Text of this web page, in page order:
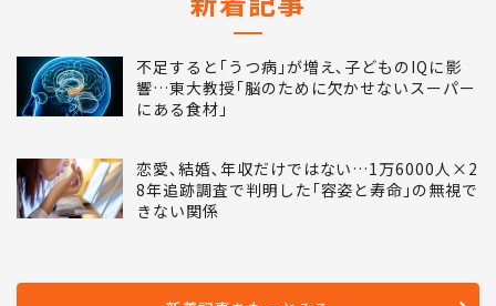
不足すると｢うつ病｣が増え､子どものIQに影
響…東大教授｢脳のために欠かせないスーパー
にある食材｣
恋愛､結婚､年収だけではない…1万6000人×2
8年追跡調査で判明した｢容姿と寿命｣の無視で
きない関係